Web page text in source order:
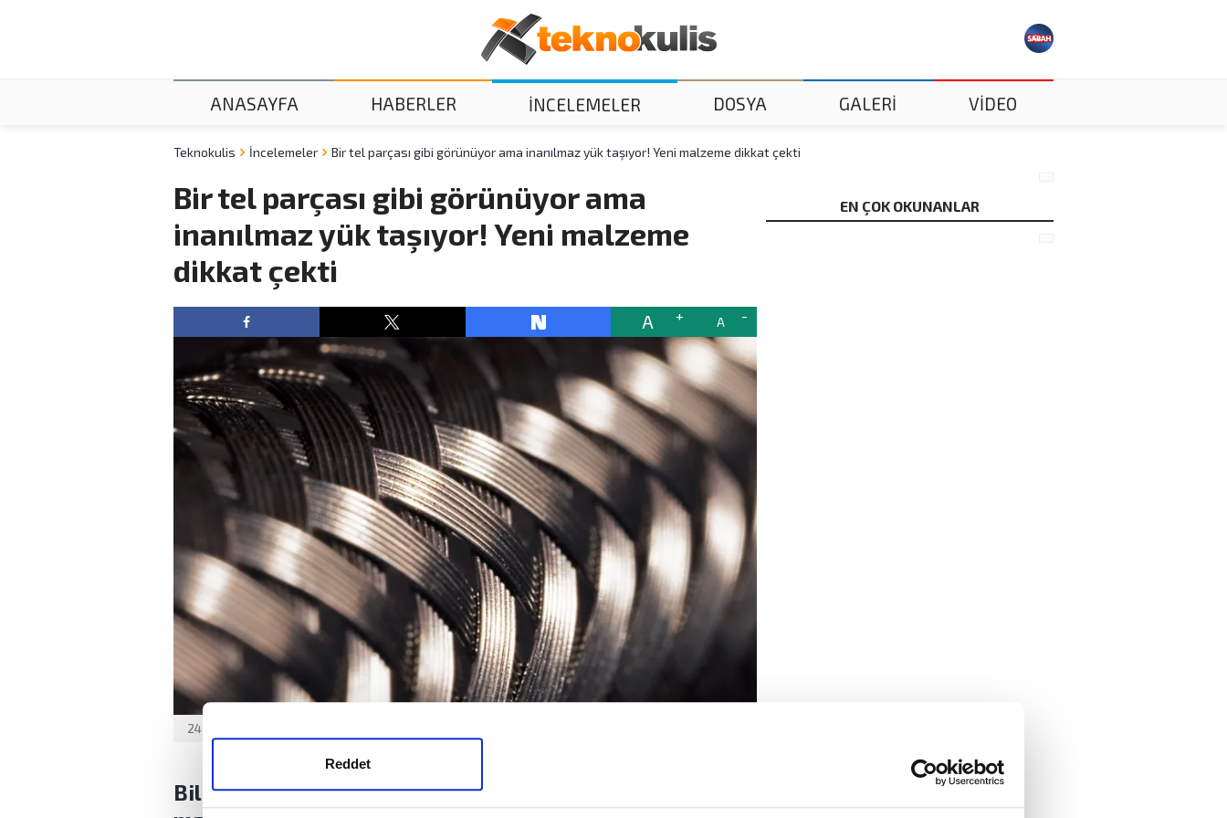
Reddet
ANASAYFA HABERLER İNCELEMELER DOSYA GALERİ VİDEO
Teknokulis İncelemeler Bir tel parçası gibi görünüyor ama inanılmaz yük taşıyor! Yeni malzeme dikkat çekti
Bir tel parçası gibi görünüyor ama
inanılmaz yük taşıyor! Yeni malzeme
dikkat çekti
A A
24 Mayıs 2026, Pazar
EN ÇOK OKUNANLAR
Bilim insanlarının geliştirdiği yeni nesil karbon fiber